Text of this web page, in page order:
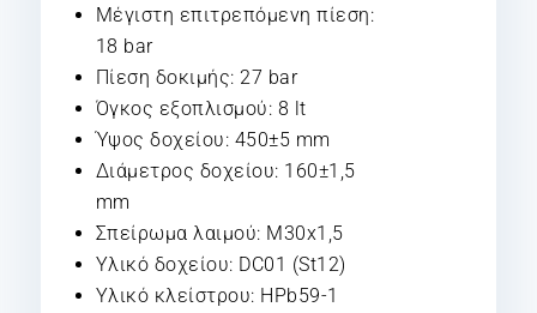
Μέγιστη επιτρεπόμενη πίεση:
18 bar
Πίεση δοκιμής: 27 bar
Όγκος εξοπλισμού: 8 lt
Ύψος δοχείου: 450±5 mm
Διάμετρος δοχείου: 160±1,5
mm
Σπείρωμα λαιμού: M30x1,5
Υλικό δοχείου: DC01 (St12)
Υλικό κλείστρου: HPb59-1